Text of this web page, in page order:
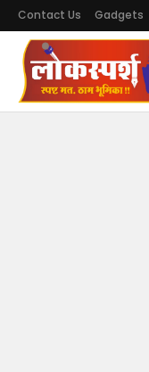
Contact Us Gadgets